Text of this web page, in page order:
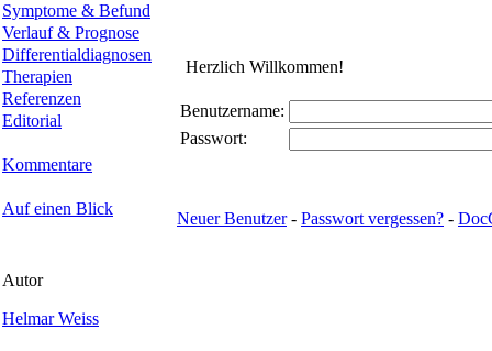
Symptome & Befund
Verlauf & Prognose
Differentialdiagnosen
Therapien
Referenzen
Editorial
Kommentare
Auf einen Blick
Autor
Helmar Weiss
Herzlich Willkommen!
Benutzername:
Passwort:
Neuer Benutzer- Passwort vergessen? -